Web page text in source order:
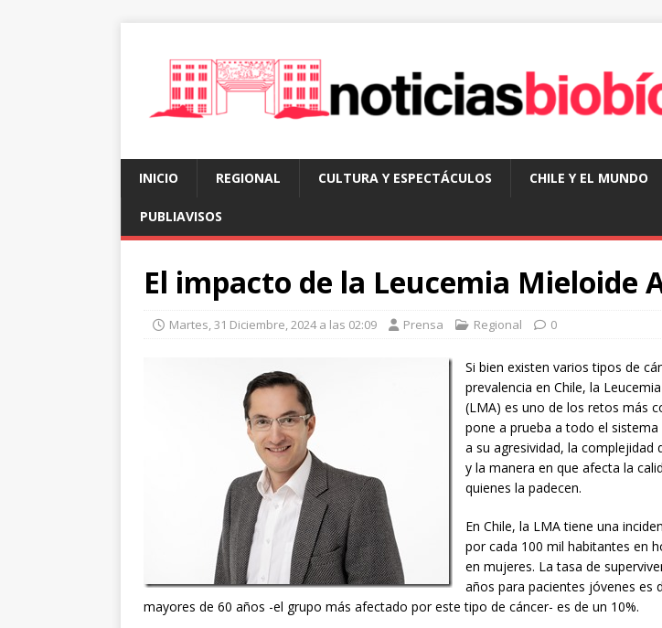
INICIO REGIONAL CULTURA Y ESPECTÁCULOS CHILE Y EL MUNDO
PUBLIAVISOS
El impacto de la Leucemia Mieloide
Martes, 31 Diciembre, 2024 a las 02:09 Prensa Regional 0
Si bien existen varios tipos de
prevalencia en Chile, la
(LMA) es uno de los retos más
pone a prueba a todo el sistema
a su agresividad, la complejidad
y la manera en que afecta la
quienes la padecen.
En Chile, la LMA tiene una
por cada 100 mil habitantes en
en mujeres. La tasa de
años para pacientes jóvenes es
mayores de 60 años -el grupo más afectado por este tipo de cáncer- es de un 10%.